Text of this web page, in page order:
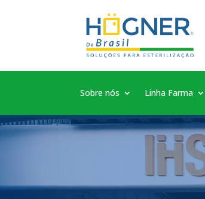
Sobre nós Linha Farma